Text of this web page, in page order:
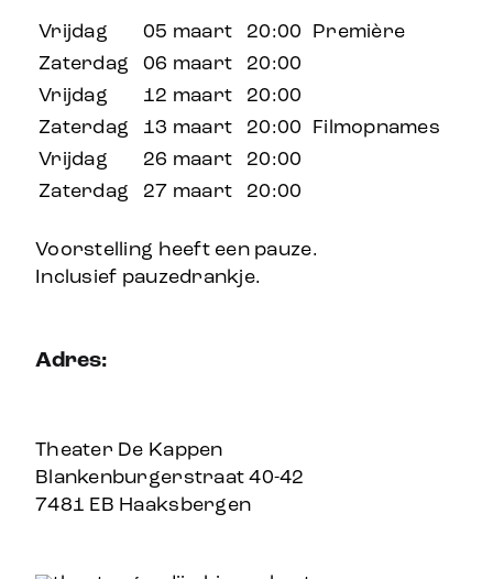
Vrijdag 05 maart 20:00
Première
Zaterdag
06 maart
20:00
Vrijdag
12 maart
20:00
Zaterdag
13 maart 20:00
Filmopnames
Vrijdag
26 maart
20:00
Zaterdag
27 maart 20:00
Voorstelling heeft een pauze.
Inclusief pauzedrankje.
Adres:
Theater De Kappen
Blankenburgerstraat 40-42
7481 EB Haaksbergen